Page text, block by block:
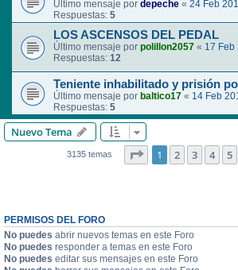
Último mensaje por depeche « 24 Feb
Respuestas: 5
LOS ASCENSOS DEL PEDAL
Último mensaje por polillon2057 « 17 Feb
Respuestas: 12
Teniente inhabilitado y prisión
Último mensaje por baltico17 « 14 Feb
Respuestas: 5
Nuevo Tema
3135 temas Página de 63
1 2 3 4 5
PERMISOS DEL FORO
No puedes abrir nuevos temas en este Foro
No puedes responder a temas en este Foro
No puedes editar sus mensajes en este Foro